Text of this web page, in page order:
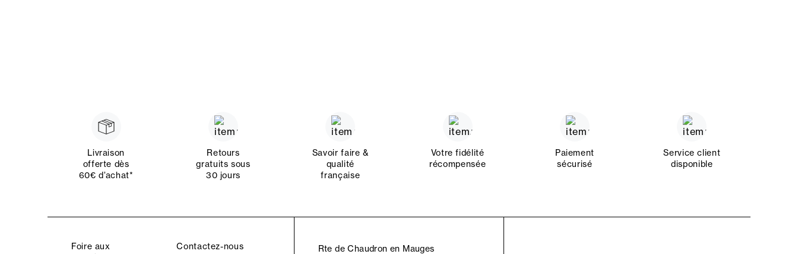
Livraison
offerte dès
60€ d’achat*
Retours
gratuits sous
30 jours
Savoir faire &
qualité
française
Votre fidélité
récompensée
Paiement
sécurisé
Service client
disponible
Foire aux
Contactez-nous
Rte de Chaudron en Mauges